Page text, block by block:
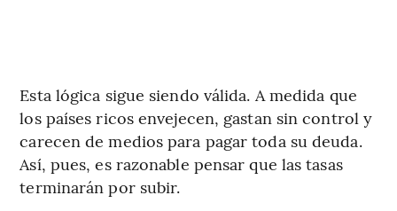
Esta lógica sigue siendo válida. A medida que
los países ricos envejecen, gastan sin control y
carecen de medios para pagar toda su deuda.
Así, pues, es razonable pensar que las tasas
terminarán por subir.